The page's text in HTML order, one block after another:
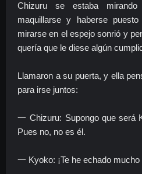
Chizuru se estaba
maquillarse y haberse
mirarse en el espejo sonrió y
quería que le diese algún
Llamaron a su puerta, y ella
para irse juntos:
一 Chizuru: Supongo que será
Pues no, no es él.
一 Kyoko: ¡Te he echado